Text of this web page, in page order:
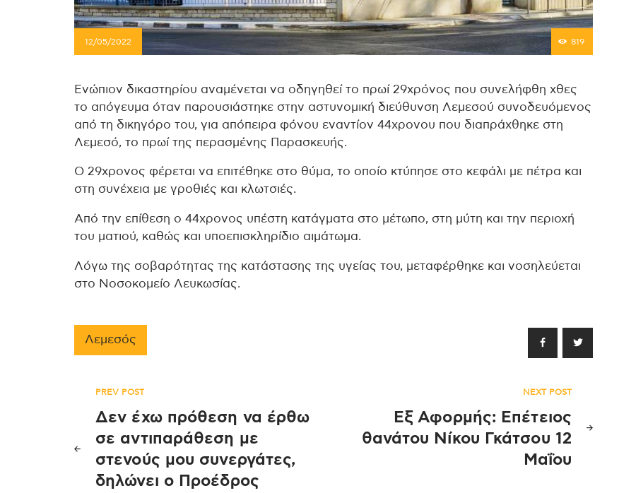
12/05/2022 819
Ενώπιον δικαστηρίου αναμένεται να οδηγηθεί το πρωί 29χρόνος που συνελήφθη χθες
το απόγευμα όταν παρουσιάστηκε στην αστυνομική διεύθυνση Λεμεσού συνοδευόμενος
από τη δικηγόρο του, για απόπειρα φόνου εναντίον 44χρονου που διαπράχθηκε στη
Λεμεσό, το πρωί της περασμένης Παρασκευής.
Ο 29χρονος φέρεται να επιτέθηκε στο θύμα, το οποίο κτύπησε στο κεφάλι με πέτρα και
στη συνέχεια με γροθιές και κλωτσιές.
Από την επίθεση ο 44χρονος υπέστη κατάγματα στο μέτωπο, στη μύτη και την περιοχή
του ματιού, καθώς και υποεπισκληρίδιο αιμάτωμα.
Λόγω της σοβαρότητας της κατάστασης της υγείας του, μεταφέρθηκε και νοσηλεύεται
στο Νοσοκομείο Λευκωσίας.
Λεμεσός
Πλοήγηση
άρθρων
PREV POST
Δεν έχω πρόθεση να έρθω
σε αντιπαράθεση με
στενούς μου συνεργάτες,
δηλώνει ο Προέδρος
NEXT POST
Εξ Αφορμής: Επέτειος
θανάτου Νίκου Γκάτσου 12
Μαΐου